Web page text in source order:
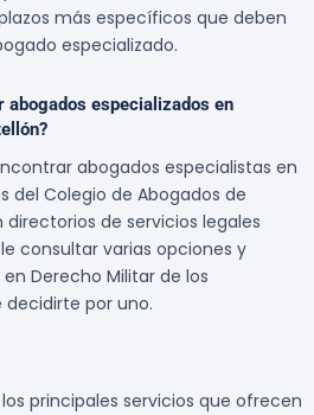
más específicos que deben
especializado.
abogados especializados en
abogados especialistas en
del Colegio de Abogados de
de servicios legales
consultar varias opciones y
Derecho Militar de los
por uno.
principales servicios que ofrecen